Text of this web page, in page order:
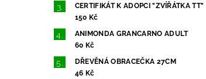
CERTIFIKÁT K ADOPCI "ZVÍŘÁTKA TT"
150 Kč
ANIMONDA GRANCARNO ADULT
60 Kč
DŘEVĚNÁ OBRACEČKA 27CM
46 Kč